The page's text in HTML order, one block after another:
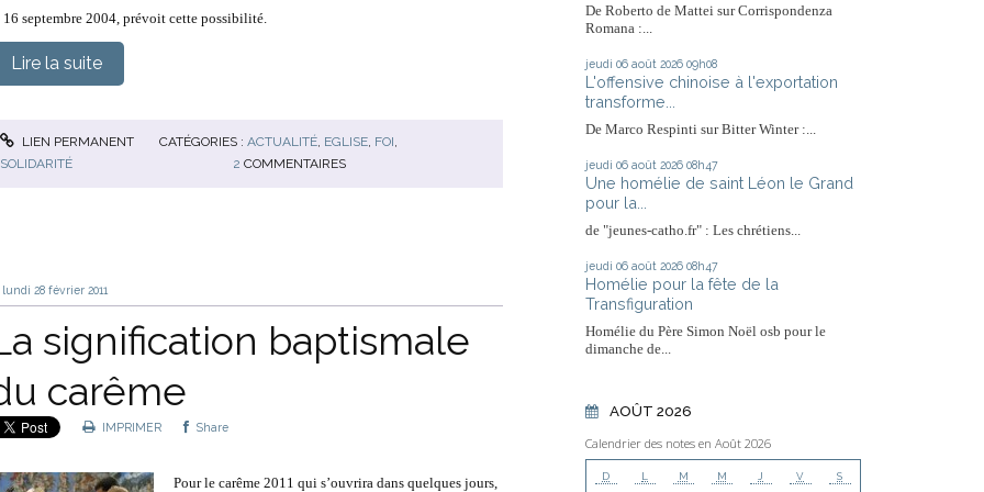
16 septembre 2004, prévoit cette possibilité.
Lire la suite
LIEN PERMANENT CATÉGORIES :ACTUALITÉ, EGLISE, FOI,
SOLIDARITÉ
2 COMMENTAIRES
lundi 28 février 2011
signification baptismale
carême
IMPRIMER Share
Pour le carême 2011 qui s’ouvrira dans quelques jours,
De Roberto de Mattei sur Corrispondenza
Romana :...
jeudi 06 août 2026 09h08
L'offensive chinoise à l'exportation
transforme...
De Marco Respinti sur Bitter Winter :...
jeudi 06 août 2026 08h47
Une homélie de saint Léon le Grand
pour la...
de "jeunes-catho.fr" : Les chrétiens...
jeudi 06 août 2026 08h47
Homélie pour la fête de la
Transfiguration
Homélie du Père Simon Noël osb pour le
dimanche de...
AOÛT 2026
Calendrier des notes en Août 2026
D L M M J V S